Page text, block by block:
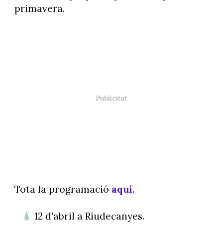
primavera.
Tota la programació aquí.
12 d'abril a Riudecanyes.